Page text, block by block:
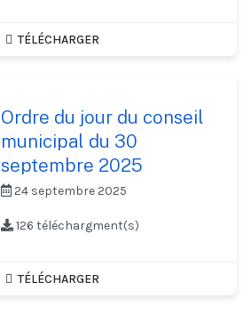
TÉLÉCHARGER
Ordre du jour du conseil
municipal du 30
septembre 2025
24 septembre 2025
126 téléchargment(s)
TÉLÉCHARGER